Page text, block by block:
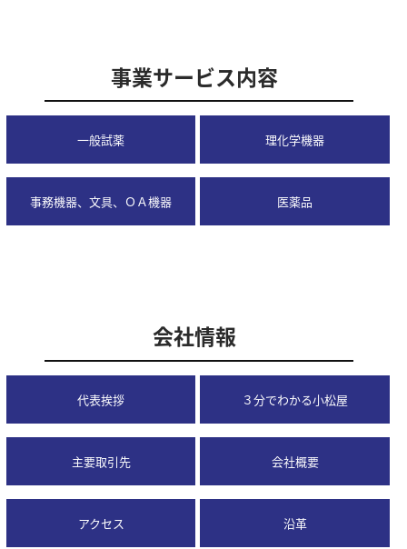
事業サービス内容
一般試薬 理化学機器
事務機器、文具、ＯＡ機器 医薬品
会社情報
代表挨拶 ３分でわかる小松屋
主要取引先 会社概要
アクセス 沿革